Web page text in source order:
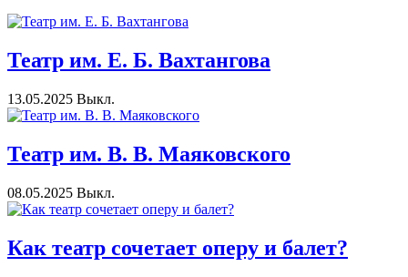
Театр им. Е. Б. Вахтангова
13.05.2025 Выкл.
Театр им. В. В. Маяковского
08.05.2025 Выкл.
Как театр сочетает оперу и балет?